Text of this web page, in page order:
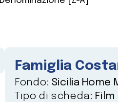
Famiglia
Fondo: Sicilia Home
Tipo di scheda: Film